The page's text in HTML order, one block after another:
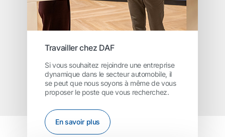
Travailler chez DAF
Si vous souhaitez rejoindre une entreprise
dynamique dans le secteur automobile, il
se peut que nous soyons à même de vous
proposer le poste que vous recherchez.
En savoir plus